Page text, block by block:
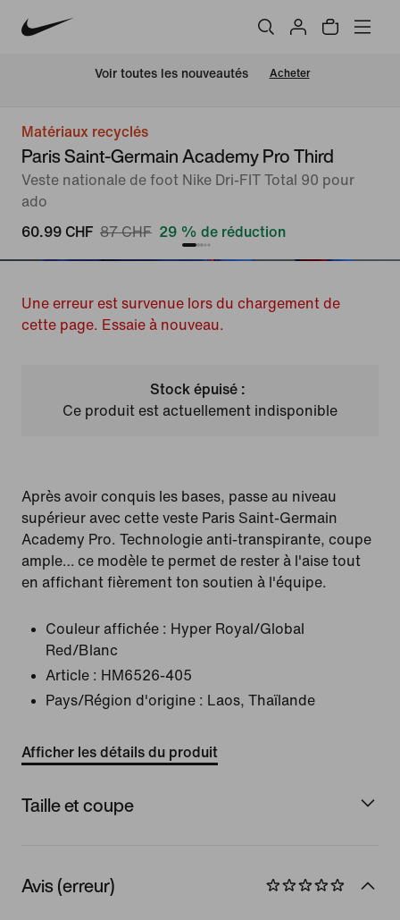
Voir toutes les nouveautés Acheter
Matériaux recyclés
Paris Saint-Germain Academy Pro Third
Veste nationale de foot Nike Dri-FIT Total 90 pour
ado
60.99 CHF 87 CHF 29 % de réduction
Une erreur est survenue lors du chargement de
cette page. Essaie à nouveau.
Stock épuisé :
Ce produit est actuellement indisponible
Après avoir conquis les bases, passe au niveau
supérieur avec cette veste Paris Saint-Germain
Academy Pro. Technologie anti-transpirante, coupe
ample… ce modèle te permet de rester à l'aise tout
en affichant fièrement ton soutien à l'équipe.
Couleur affichée : Hyper Royal/Global
Red/Blanc
Article : HM6526-405
Pays/Région d'origine : Laos, Thaïlande
Afficher les détails du produit
Taille et coupe
Avis (erreur)